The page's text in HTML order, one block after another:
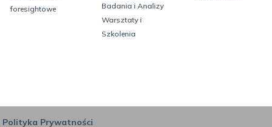
foresightowe
Badania i Analizy
Warsztaty i
Szkolenia
Polityka Prywatności